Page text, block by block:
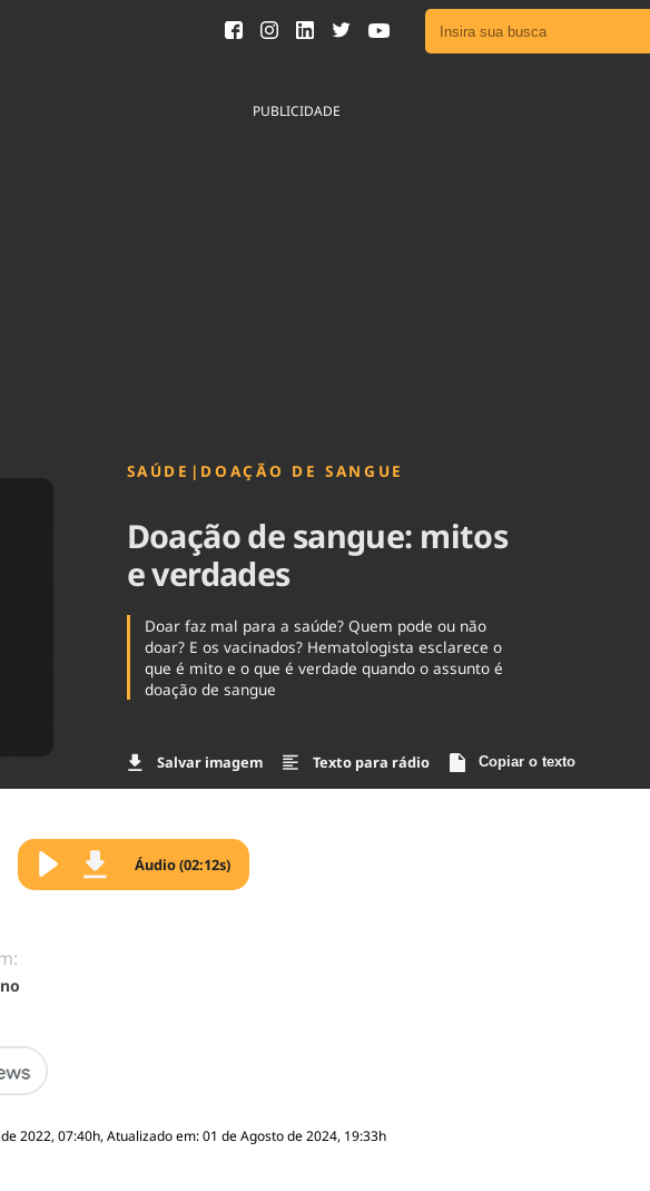
Ver todas as notícias
Brasil
Cinema
Comportamento
PUBLICIDADE
SAÚDE | DOAÇÃO DE SANGUE
Doação de sangue: mitos
e verdades
Doar faz mal para a saúde? Quem pode ou não
doar? E os vacinados? Hematologista esclarece o
que é mito e o que é verdade quando o assunto é
doação de sangue
Salvar imagem Texto para rádio Copiar o texto
Áudio (02:12s)
2022, 07:40h, Atualizado em: 01 de Agosto de 2024, 19:33h